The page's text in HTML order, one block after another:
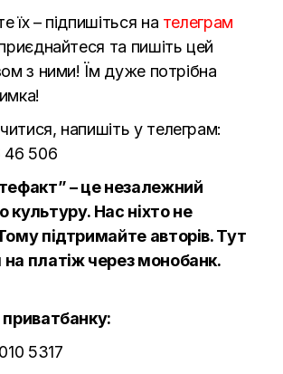
їх – підпишіться на телеграм
та пишіть цей
з ними! Їм дуже потрібна
напишіть у телеграм:
46 506
– це незалежний
культуру. Нас ніхто не
підтримайте авторів.Тут
платіж через монобанк.
5317